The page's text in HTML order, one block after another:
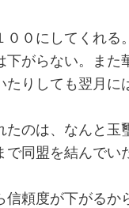
０にしてくれる
がらない。また
りしても翌月に
のは、なんと玉
同盟を結んでい
信頼度が下がるか